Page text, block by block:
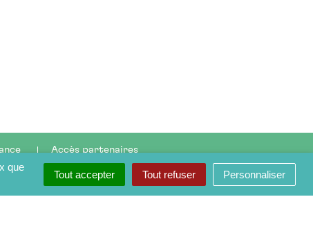
que
Tout accepter Tout refuser Personnaliser
Accès partenaires